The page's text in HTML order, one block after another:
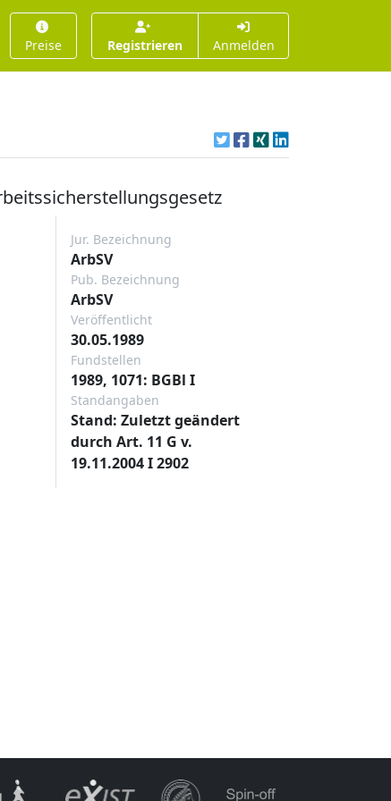
Preise Registrieren Anmelden
Jur. Bezeichnung
ArbSV
Pub. Bezeichnung
ArbSV
Veröffentlicht
30.05.1989
Fundstellen
1989, 1071: BGBl I
Standangaben
Stand: Zuletzt geändert
durch Art. 11 G v.
19.11.2004 I 2902